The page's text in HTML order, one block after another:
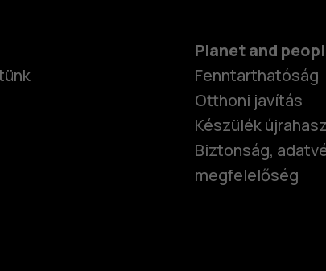
Planet and
Fenntarthatóság
Otthoni javítás
Készülék
Biztonság,
megfelelőség